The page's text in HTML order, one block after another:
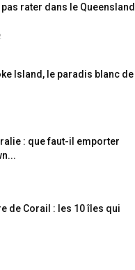
rater dans le Queensland
Island, le paradis blanc de
: que faut-il emporter
de Corail : les 10 îles qui